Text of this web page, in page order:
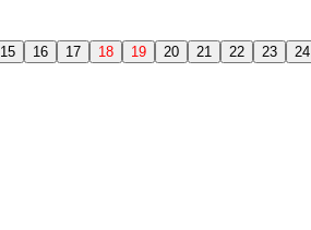
15 16 17 18 19 20 21 22 23 24